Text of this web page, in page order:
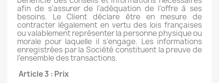
afin de s’assurer de l’adéquation de l’offre à ses
besoins. Le Client déclare être en mesure de
contracter légalement en vertu des lois françaises
ou valablement représenter la personne physique ou
morale pour laquelle il s’engage. Les informations
enregistrées par la Société constituent la preuve de
l’ensemble des transactions.
Article 3 : Prix